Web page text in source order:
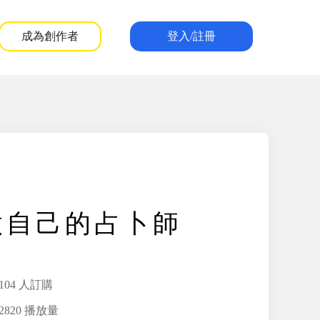
成為創作者 登入/註冊
己的占卜師
人訂購
播放量